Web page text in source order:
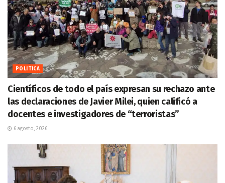
POLITICA
Científicos de todo el país expresan su rechazo ante
las declaraciones de Javier Milei, quien calificó a
docentes e investigadores de “terroristas”
6 agosto, 2026